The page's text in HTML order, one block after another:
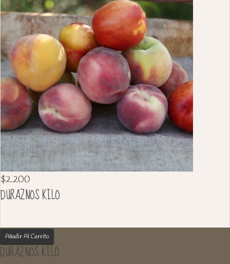
$2.200
DURAZNOS KILO
Añadir Al Carrito
DURAZNOS KILO